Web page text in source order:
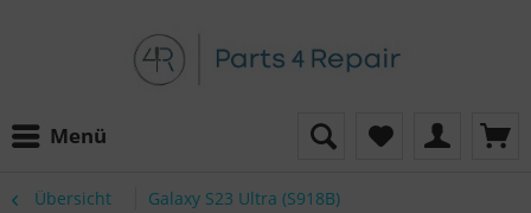
Menü
Übersicht Galaxy S23 Ultra (S918B)